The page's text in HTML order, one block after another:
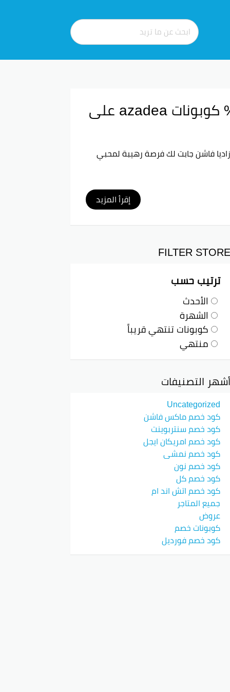
إقرأ المزيد
كود خصم أزاديا 2026 | تخفيضات حتى 40% كوبونات azadea على
فاشن جابت لك فرصة رهيبة لمحبي
سهلة بس تابع الخطوات هذي:
الملابس العصرية تناسب جميع الأذواق.
ثانية. يعني تقدر تستفيد من خصم يوصل
الوصف
لـ85%
أزاديا
عصرية
من الموقع)
خصم أزاديا فاشن
المذهل الحين!
FILTER STORE
ترتيب حسب
الأحدث
الشهرة
كوبونات تنتهي قريباً
منتهي
أشهر التصنيفات
Uncategorized
كود خصم ماكس فاشن
كود خصم سنتربوينت
كود خصم امريكان ايجل
كود خصم نمشي
كود خصم نون
كود خصم كل
كود خصم اتش اند ام
جميع المتاجر
عروض
كوبونات خصم
كود خصم فورديل